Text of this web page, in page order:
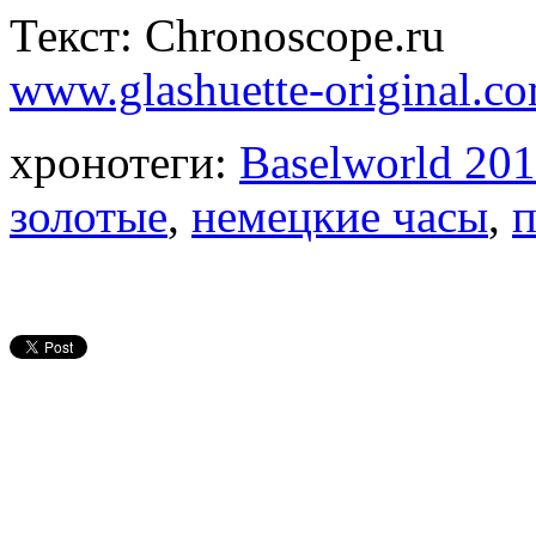
Текст: Chronoscope.ru
www.glashuette-
хронотеги: Baselworld
золотые, немецкие часы,